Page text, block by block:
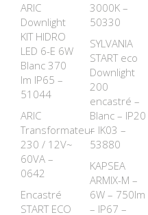
ARIC
Downlight
KIT HIDRO
LED 6-E 6W
Blanc 370
lm IP65 –
51044
ARIC
Transformateur
230 / 12V~
60VA –
0642
Encastré
START ECO
3000K –
50330
SYLVANIA
START eco
Downlight
200
encastré –
Blanc – IP20
– IK03 –
53880
KAPSEA
ARMIX-M –
6W – 750lm
– IP67 –